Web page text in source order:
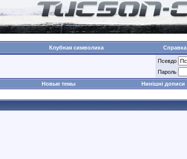
Клубная символика Справка
Псевдо
Пароль
Новые темы Нинішні дописи